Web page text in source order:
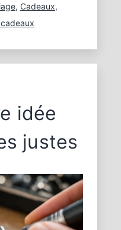
, Cadeaux,
idée
justes